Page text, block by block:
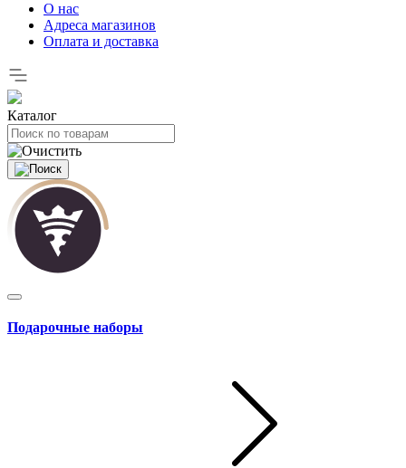
О нас
Адреса магазинов
Оплата и доставка
Каталог
Подарочные наборы